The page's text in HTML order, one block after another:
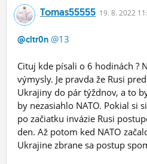
Tomas55555 19. 8. 2022
@cltr0n @13
Cituj kde písali o 6 hodinách ?
výmysly. Je pravda že Rusi
Ukrajiny do pár týždnov, a to
by nezasiahlo NATO. Pokial si
po začiatku invázie Rusi
den. Až potom ked NATO
Ukrajine zbrane sa postup